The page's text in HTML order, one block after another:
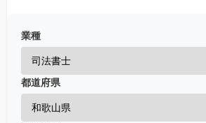
業種
都道府県